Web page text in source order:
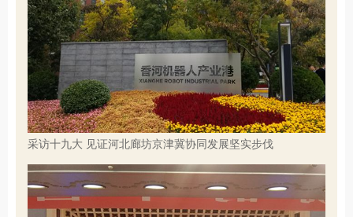
采访十九大 见证河北廊坊京津冀协同发展坚实步伐